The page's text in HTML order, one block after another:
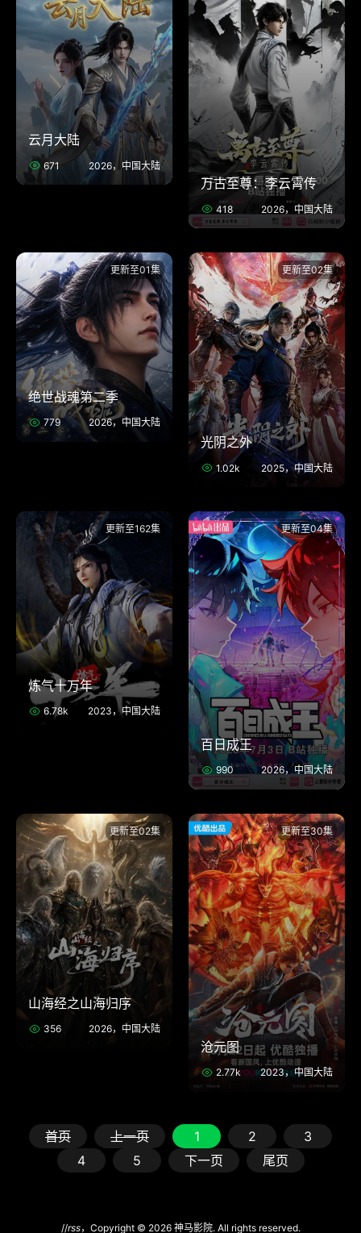
云月大陆
671 2026，中国大陆
万古至尊：李云霄传
418 2026，中国大陆
更新至01集
绝世战魂第二季
779 2026，中国大陆
更新至02集
光阴之外
1.02k 2025，中国大陆
更新至162集
炼气十万年
6.78k 2023，中国大陆
更新至04集
百日成王
990 2026，中国大陆
更新至02集
山海经之山海归序
356 2026，中国大陆
更新至30集
沧元图
2.77k 2023，中国大陆
首页 上一页 1 2
3
4
5 下一页 尾页
//rss，Copyright © 2026 神马影院. All rights reserved.